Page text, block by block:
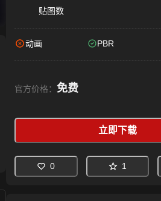
贴图数
动画 PBR
官方价格： 免费
立即下载
0 1